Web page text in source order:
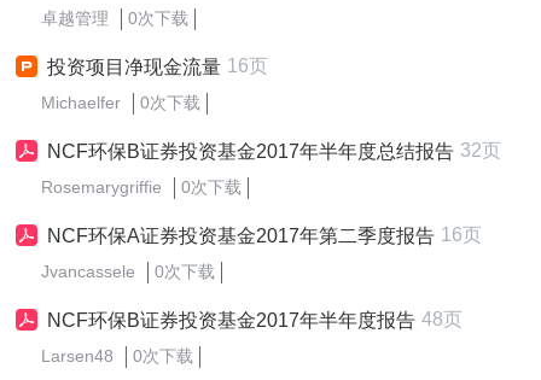
卓越管理 0次下载
投资项目净现金流量 16页
Michaelfer 0次下载
NCF环保B证券投资基金2017年半年度总结报告 32页
Rosemarygriffie 0次下载
NCF环保A证券投资基金2017年第二季度报告 16页
Jvancassele 0次下载
NCF环保B证券投资基金2017年半年度报告 48页
Larsen48 0次下载